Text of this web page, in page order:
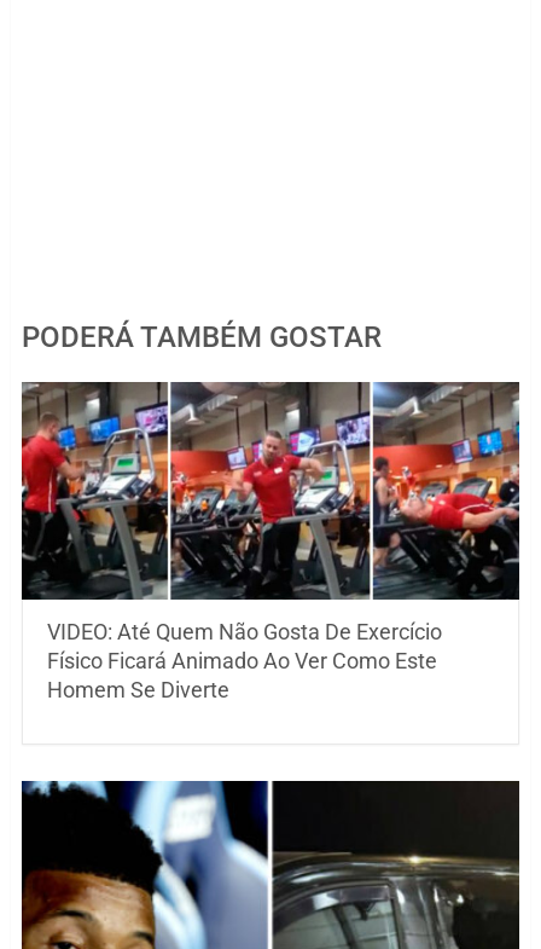
PODERÁ TAMBÉM GOSTAR
VIDEO: Até Quem Não Gosta De Exercício
Físico Ficará Animado Ao Ver Como Este
Homem Se Diverte